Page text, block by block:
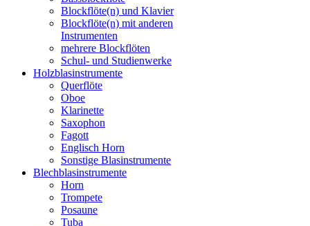
Blockflöte(n) und Klavier
Blockflöte(n) mit anderen
Instrumenten
mehrere Blockflöten
Schul- und Studienwerke
Holzblasinstrumente
Querflöte
Oboe
Klarinette
Saxophon
Fagott
Englisch Horn
Sonstige Blasinstrumente
Blechblasinstrumente
Horn
Trompete
Posaune
Tuba